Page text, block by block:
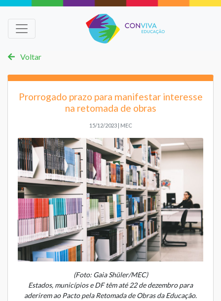
Voltar
Prorrogado prazo para manifestar interesse
na retomada de obras
15/12/2023 | MEC
(Foto: Gaia Shüler/MEC)
Estados, municípios e DF têm até 22 de dezembro para
aderirem ao Pacto pela Retomada de Obras da Educação.